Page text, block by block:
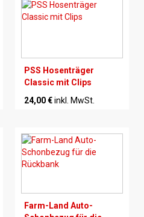
PSS Hosenträger
Classic mit Clips
24,00 €inkl. MwSt.
Farm-Land Auto-